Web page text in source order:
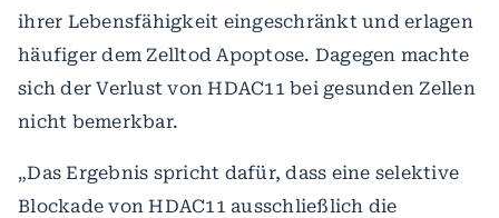
ihrer Lebensfähigkeit eingeschränkt und erlagen
häufiger dem Zelltod Apoptose. Dagegen machte
sich der Verlust von HDAC11 bei gesunden Zellen
nicht bemerkbar.
„Das Ergebnis spricht dafür, dass eine selektive
Blockade von HDAC11 ausschließlich die